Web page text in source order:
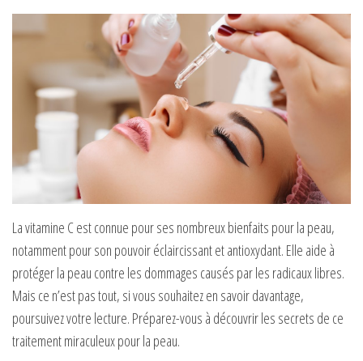
La vitamine C est connue pour ses nombreux bienfaits pour la peau,
notamment pour son pouvoir éclaircissant et antioxydant. Elle aide à
protéger la peau contre les dommages causés par les radicaux libres.
Mais ce n’est pas tout, si vous souhaitez en savoir davantage,
poursuivez votre lecture. Préparez-vous à découvrir les secrets de ce
traitement miraculeux pour la peau.